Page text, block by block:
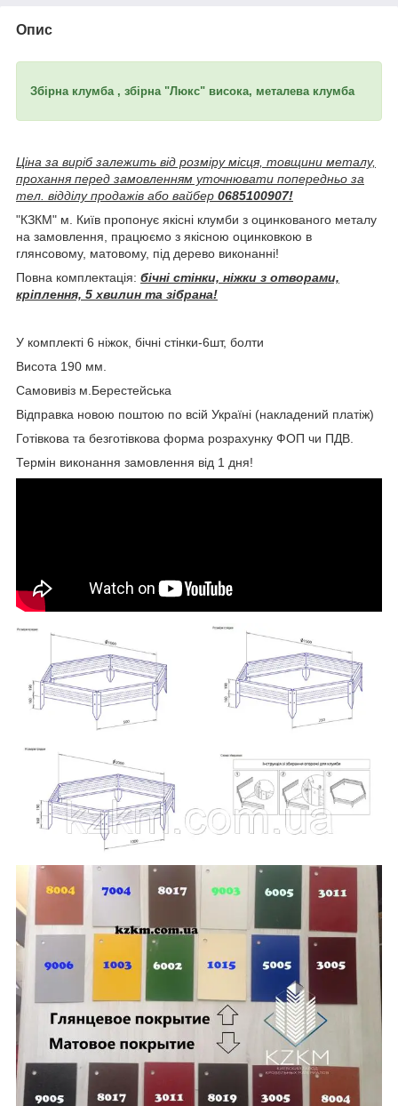
Опис
Збірна клумба , збірна "Люкс" висока, металева клумба
Ціна за виріб залежить від розміру місця, товщини металу,
прохання перед замовленням уточнювати попередньо за
тел. відділу продажів або вайбер 0685100907!
"КЗКМ" м. Київ пропонує якісні клумби з оцинкованого металу
на замовлення, працюємо з якісною оцинковкою в
глянсовому, матовому, під дерево виконанні!
Повна комплектація: бічні стінки, ніжки з отворами,
кріплення, 5 хвилин та зібрана!
У комплекті 6 ніжок, бічні стінки-6шт, болти
Висота 190 мм.
Самовивіз м.Берестейська
Відправка новою поштою по всій Україні (накладений платіж)
Готівкова та безготівкова форма розрахунку ФОП чи ПДВ.
Термін виконання замовлення від 1 дня!